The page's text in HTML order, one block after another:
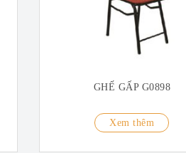
GHẾ GẤP G0898
Xem thêm